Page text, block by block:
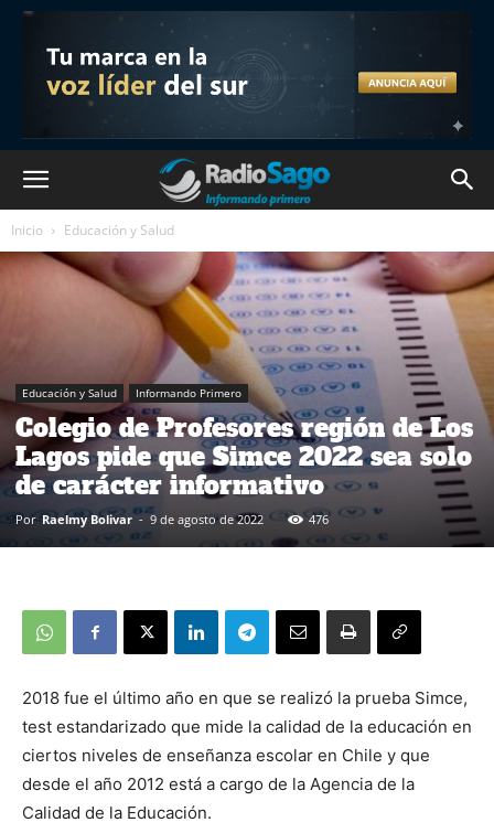
Inicio Educación y Salud
Educación y Salud Informando Primero
Colegio de Profesores región de Los
Lagos pide que Simce 2022 sea solo
de carácter informativo
Por Raelmy Bolivar - 9 de agosto de 2022 476
2018 fue el último año en que se realizó la prueba Simce,
test estandarizado que mide la calidad de la educación en
ciertos niveles de enseñanza escolar en Chile y que
desde el año 2012 está a cargo de la Agencia de la
Calidad de la Educación.